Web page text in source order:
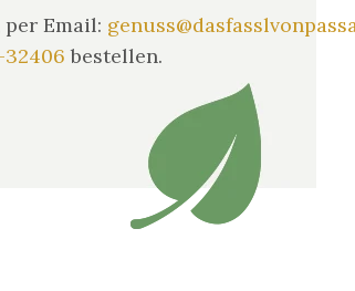
per Email:
32406 bestellen.